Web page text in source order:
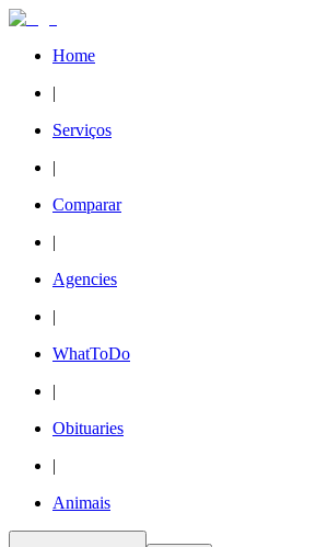
Home
|
Serviços
|
Comparar
|
Agencies
|
WhatToDo
|
Obituaries
|
Animais